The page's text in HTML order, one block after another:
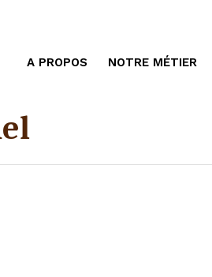
A PROPOS NOTRE MÉTIER